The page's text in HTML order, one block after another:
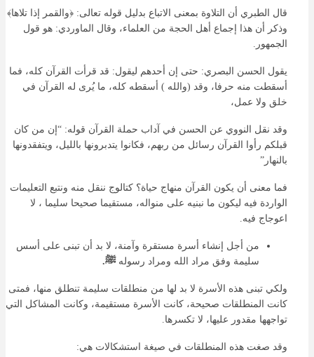
قال الطبري أن التلاوة بمعنى الاتباع بدليل قوله تعالى: ﴿والقمر إذا تلاها﴾
وذكر أن هذا إجماع أهل الحجة من العلماء، وقال الماوردي: هو قول
الجمهور.
يقول الحسن البصري: حتى إن أحدهم ليقول: قد قرأت القرآن كله، فما
أسقطت منه حرفا، وقد (والله ) أسقطه كله، ما يُرى له القرآن في
خلق ولا عمل،
وقد نقل النووي عن الحسن في آداب حملة القرآن قوله: “إن من كان
قبلكم رأوا القرآن رسائل من ربهم، فكانوا يتدبرونها بالليل، ويتفقدونها
بالنهار”
فما معنى أن يكون القرآن منهاج حياة؟ كتالوج ننقل منه ونتبع التعليمات
الواردة فيه ليكون ما نبنيه على منواله، مستقيما صحيحا سليما ، لا
اعوجاج فيه.
من أجل إنشاء أسرة مستقرة وآمنة، لا بد أن تبنى على أسس
سليمة وفق مراد الله ومراد رسولهﷺ.
ولكي تبنى هذه الأسرة لا بد لها من منطلقات سليمة تنطلق منها، فمتى
كانت المنطلقات صحيحة، كانت الأسرة مستقيمة، وكانت المشاكل التي
تواجهها مقدور عليها، لا تكسرها.
وقد صغت هذه المنطلقات في صيغة استشكالات هي: